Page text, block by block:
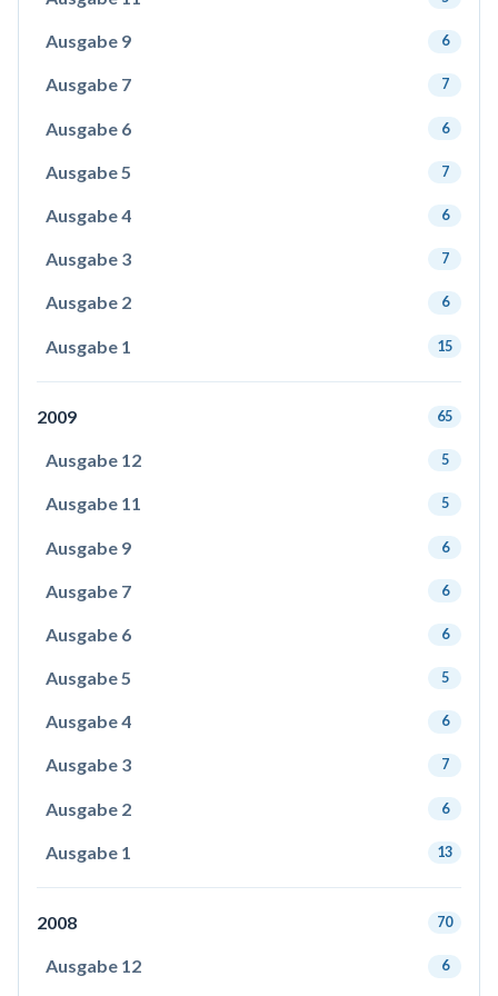
Ausgabe 9 6
Ausgabe 7 7
Ausgabe 6 6
Ausgabe 5 7
Ausgabe 4 6
Ausgabe 3 7
Ausgabe 2 6
Ausgabe 1 15
2009 65
Ausgabe 12 5
Ausgabe 11 5
Ausgabe 9 6
Ausgabe 7 6
Ausgabe 6 6
Ausgabe 5 5
Ausgabe 4 6
Ausgabe 3 7
Ausgabe 2 6
Ausgabe 1 13
2008 70
Ausgabe 12 6